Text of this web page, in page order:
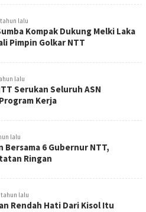
lalu
Kompak Dukung Melki Laka
Pimpin Golkar NTT
lalu
Serukan Seluruh ASN
Kerja
lalu
Bersama 6 Gubernur NTT,
Ringan
tahun lalu
Rendah Hati Dari Kisol Itu